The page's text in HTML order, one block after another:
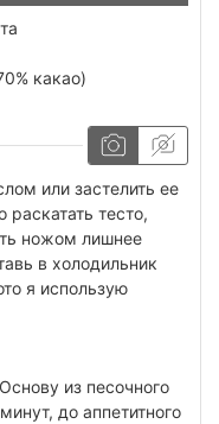
какао)
или застелить ее
раскатать тесто,
ножом лишнее
в холодильник
я использую
из песочного
до аппетитного